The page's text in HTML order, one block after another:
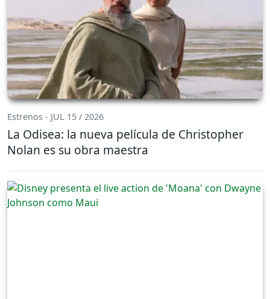
Estrenos - JUL 15 / 2026
La Odisea: la nueva película de Christopher
Nolan es su obra maestra